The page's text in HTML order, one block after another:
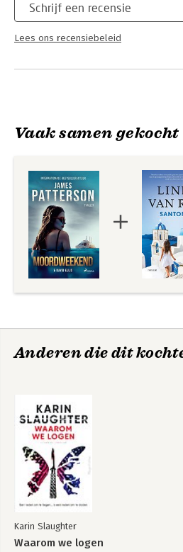
Schrijf een recensie
Lees ons recensiebeleid
Vaak samen gekocht
Anderen die dit
Karin Slaughter
Waarom we logen